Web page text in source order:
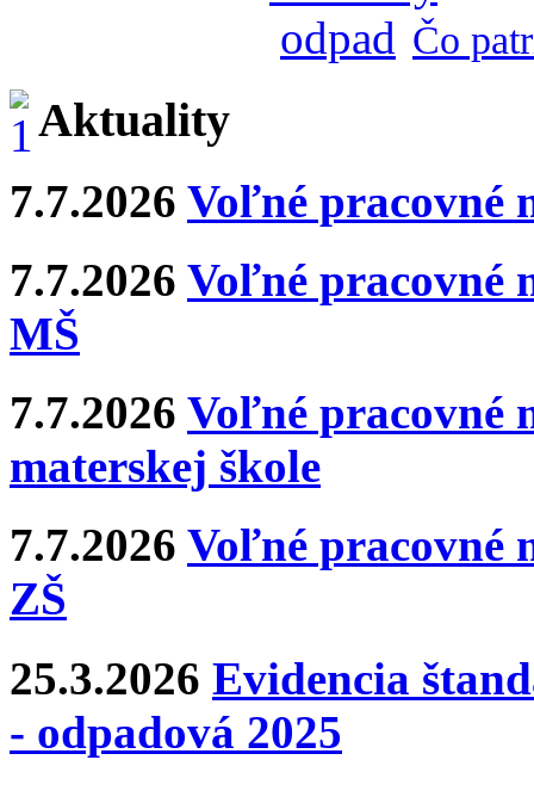
Čo
Aktuality
7.7.2026 Voľné pracovné
7.7.2026 Voľné pracovné
MŠ
7.7.2026 Voľné pracovné
materskej škole
7.7.2026 Voľné pracovné
ZŠ
25.3.2026 Evidencia
- odpadová 2025